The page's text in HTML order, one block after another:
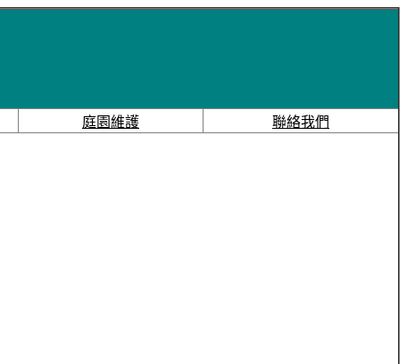
庭園維護 聯絡我們